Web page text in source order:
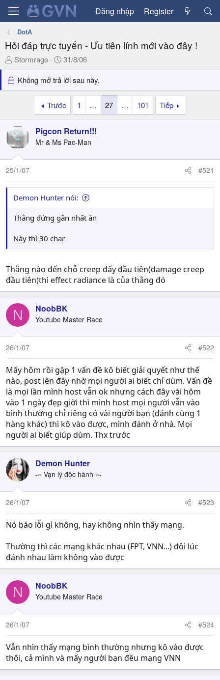
Đăng nhập Register
DotA
Hỏi đáp trực tuyến - Ưu tiên lính mới vào đây !
T
r
e
t
a
r
e
r
Stormrage
N
à
y
ử
31/8/06
Không mở trả lời sau này.
Trước 1 … 27 … 101 Tiếp
Pigcon Return!!!
Mr & Ms Pac-Man
25/1/07 #521
Demon Hunter nói:
Thằng đứng gần nhất ăn
Này thì 30 char
Thằng nào đến chỗ creep đấy đầu tiên(damage creep
đầu tiên)thì effect radiance là của thằng đó
N NoobBK
Youtube Master Race
26/1/07 #522
Mấy hôm rồi gặp 1 vấn đề kô biết giải quyết như thế
nào, post lên đây nhờ mọi người ai biết chỉ dùm. Vấn đề
là mọi lần mình host vẫn ok nhưng cách đây vài hôm
vào 1 ngày đẹp giời thì mình host mọi người vẫn vào
bình thường chỉ riêng có vài người bạn (đánh cùng 1
hàng khác) thì kô vào được, mình đánh ở nhà. Mọi
người ai biết giúp dùm. Thx trước
Demon Hunter
-= Vạn lý độc hành =-
26/1/07 #523
Nó báo lỗi gì không, hay không nhìn thấy mạng.
Thường thì các mạng khác nhau (FPT, VNN...) đôi lúc
đánh nhau làm không vào được
N NoobBK
Youtube Master Race
26/1/07 #524
Vẫn nhìn thấy mạng bình thường nhưng kô vào được
thôi, cả mình và mấy người bạn đều mạng VNN